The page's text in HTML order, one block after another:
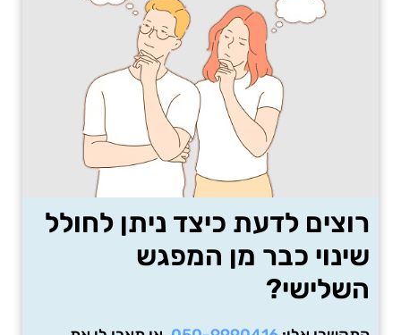
רוצים לדעת כיצד ניתן לחולל
שינוי כבר מן המפגש
השלישי?